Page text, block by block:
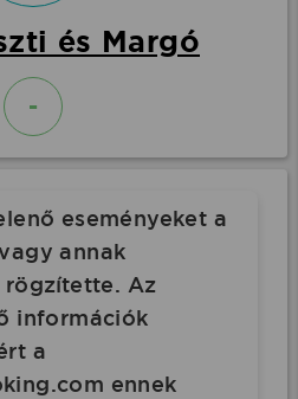
és Margó
-
eseményeket a
annak
rögzítette. Az
információk
a
ennek